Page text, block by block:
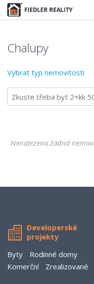
Chalupy
Vybrat typ nemovitosti
Nenalezena žádná
Developerské
projekty
Byty
Rodinné domy
Komerční
Zrealizované